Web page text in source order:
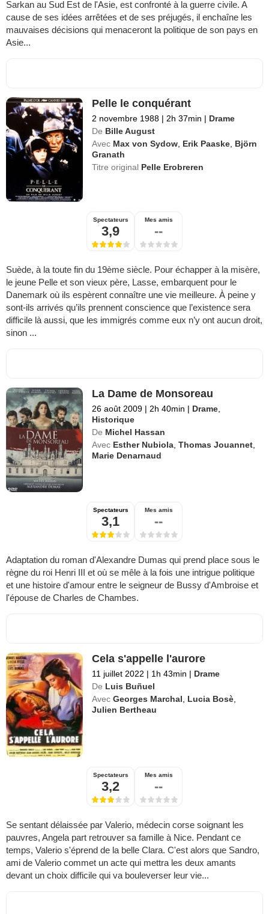
Sarkan au Sud Est de l'Asie, est confronté à la guerre civile. A
cause de ses idées arrêtées et de ses préjugés, il enchaîne les
mauvaises décisions qui menaceront la politique de son pays en
Asie...
Pelle le conquérant
2 novembre 1988 | 2h 37min | Drame
De Bille August
Avec Max von Sydow Erik Paaske Björn
Granath
Titre original Pelle Erobreren
Spectateurs
3,9
Mes amis
--
Suède, à la toute fin du 19ème siècle. Pour échapper à la misère,
le jeune Pelle et son vieux père, Lasse, embarquent pour le
Danemark où ils espèrent connaître une vie meilleure. À peine y
sont-ils arrivés qu’ils prennent conscience que l’existence sera
difficile là aussi, que les immigrés comme eux n’y ont aucun droit,
sinon ...
La Dame de Monsoreau
26 août 2009 | 2h 40min | Drame
Historique
De Michel Hassan
Avec Esther Nubiola ,Thomas Jouannet
Marie Denarnaud
Spectateurs
3,1
Mes amis
--
Adaptation du roman d'Alexandre Dumas qui prend place sous le
règne du roi Henri III et où se mêle à la fois une intrigue politique
et une histoire d'amour entre le seigneur de Bussy d'Ambroise et
l'épouse de Charles de Chambes.
Cela s'appelle l'aurore
11 juillet 2022 | 1h 43min | Drame
De Luis Buñuel
Avec Georges Marchal Lucia Bosè
Julien Bertheau
Spectateurs
3,2
Mes amis
--
Se sentant délaissée par Valerio, médecin corse soignant les
pauvres, Angela part retrouver sa famille à Nice. Pendant ce
temps, Valerio s'éprend de la belle Clara. C'est alors que Sandro,
ami de Valerio commet un acte qui mettra les deux amants
devant un choix difficile qui va bouleverser leur vie...